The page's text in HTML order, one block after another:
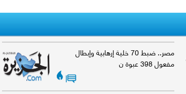
مصر.. ضبط 70 خلية إرهابية وإبطال
مفعول 398 عبوة ن
|